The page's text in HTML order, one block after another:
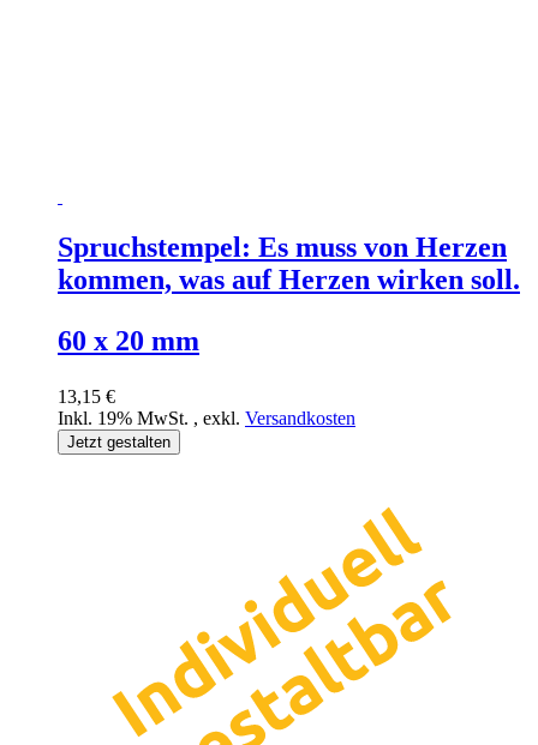
Spruchstempel: Es muss von Herzen
kommen, was auf Herzen wirken soll.
60 x 20 mm
13,15 €
Inkl. 19% MwSt. , exkl. Versandkosten
Jetzt gestalten